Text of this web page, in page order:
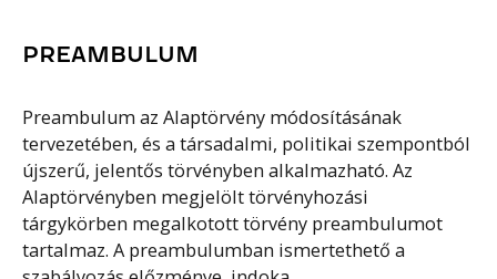
PREAMBULUM
Preambulum az Alaptörvény módosításának
tervezetében, és a társadalmi, politikai szempontból
újszerű, jelentős törvényben alkalmazható. Az
Alaptörvényben megjelölt törvényhozási
tárgykörben megalkotott törvény preambulumot
tartalmaz. A preambulumban ismertethető a